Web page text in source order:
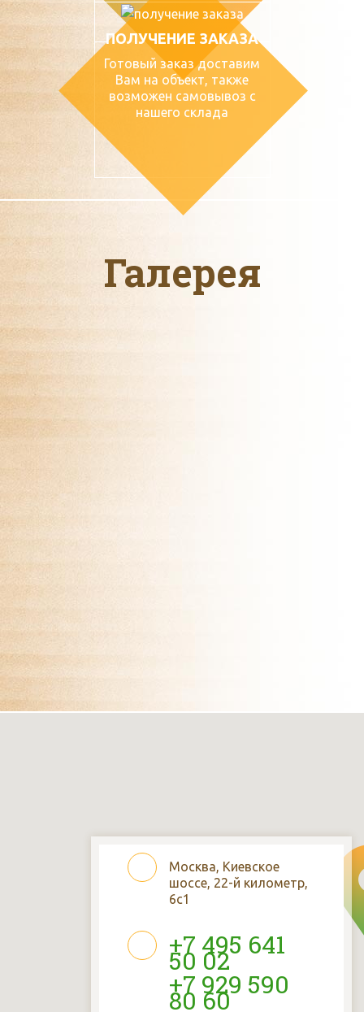
ПОЛУЧЕНИЕ ЗАКАЗА
Готовый заказ доставим
Вам на объект, также
возможен самовывоз с
нашего склада
Галерея
Москва, Киевское
шоссе, 22-й километр,
6с1
+7 495 641
50 02
+7 929 590
80 60